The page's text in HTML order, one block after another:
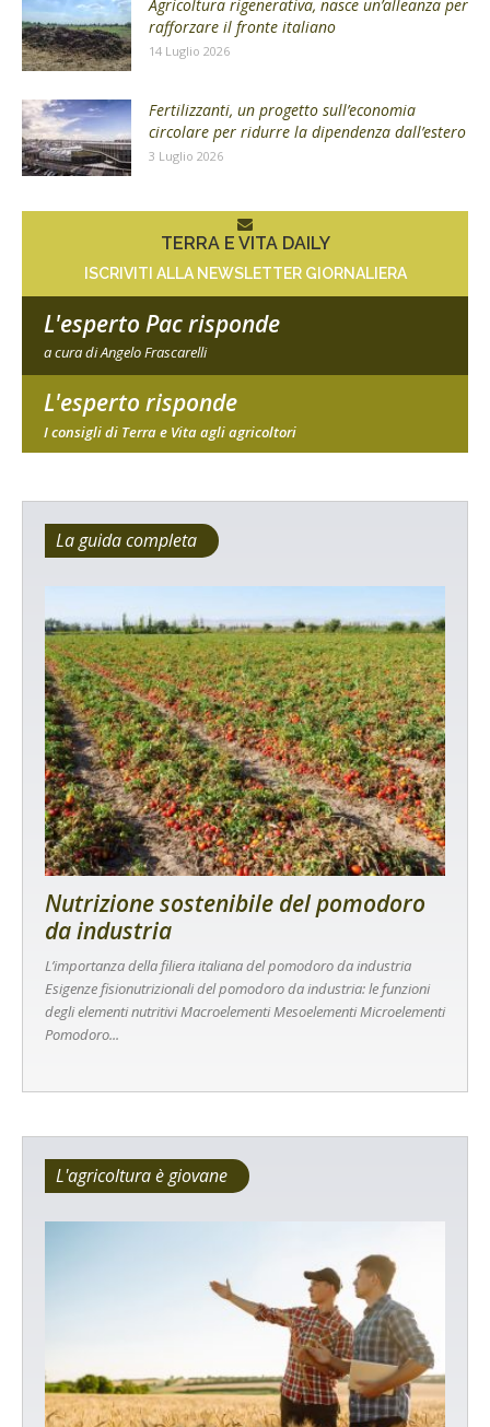
Agricoltura rigenerativa, nasce un’alleanza per
rafforzare il fronte italiano
14 Luglio 2026
Fertilizzanti, un progetto sull’economia
circolare per ridurre la dipendenza dall’estero
3 Luglio 2026
TERRA E VITA DAILY
ISCRIVITI ALLA NEWSLETTER GIORNALIERA
L'esperto Pac risponde
a cura di Angelo Frascarelli
L'esperto risponde
I consigli di Terra e Vita agli agricoltori
La guida completa
Nutrizione sostenibile del pomodoro
da industria
L’importanza della filiera italiana del pomodoro da industria
Esigenze fisionutrizionali del pomodoro da industria: le funzioni
degli elementi nutritivi Macroelementi Mesoelementi Microelementi
Pomodoro...
L'agricoltura è giovane